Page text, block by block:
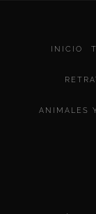
INICIO
ANIMALES